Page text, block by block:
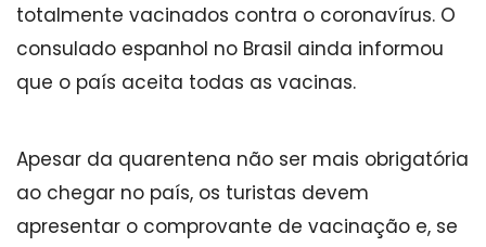
totalmente vacinados contra o coronavírus. O
consulado espanhol no Brasil ainda informou
que o país aceita todas as vacinas.
Apesar da quarentena não ser mais obrigatória
ao chegar no país, os turistas devem
apresentar o comprovante de vacinação e, se